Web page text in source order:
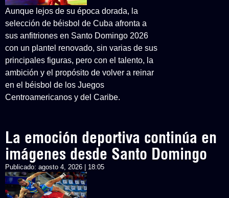
Aunque lejos de su época dorada, la
selección de béisbol de Cuba afronta a
sus anfitriones en Santo Domingo 2026
con un plantel renovado, sin varias de sus
principales figuras, pero con el talento, la
ambición y el propósito de volver a reinar
en el béisbol de los Juegos
Centroamericanos y del Caribe.
La emoción deportiva continúa en
imágenes desde Santo Domingo
Publicado: agosto 4, 2026 | 18:05